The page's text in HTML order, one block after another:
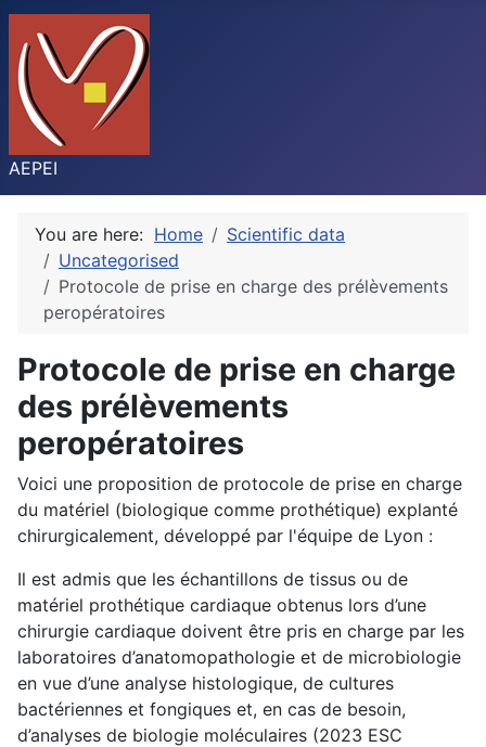
AEPEI
You are here: Home
Scientific data
Uncategorised
Protocole de prise en charge des prélèvements
peropératoires
Protocole de prise en charge
des prélèvements
peropératoires
Voici une proposition de protocole de prise en charge
du matériel (biologique comme prothétique) explanté
chirurgicalement, développé par l'équipe de Lyon :
Il est admis que les échantillons de tissus ou de
matériel prothétique cardiaque obtenus lors d’une
chirurgie cardiaque doivent être pris en charge par les
laboratoires d’anatomopathologie et de microbiologie
en vue d’une analyse histologique, de cultures
bactériennes et fongiques et, en cas de besoin,
d’analyses de biologie moléculaires (2023 ESC